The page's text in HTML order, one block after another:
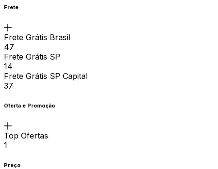
Frete
Frete Grátis Brasil
47
Frete Grátis SP
14
Frete Grátis SP Capital
37
Oferta e Promoção
Top Ofertas
1
Preço